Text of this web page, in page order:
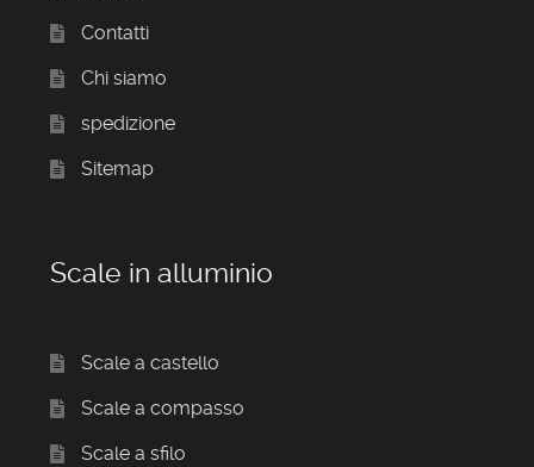
Contatti
Chi siamo
spedizione
Sitemap
Scale in alluminio
Scale a castello
Scale a compasso
Scale a sfilo